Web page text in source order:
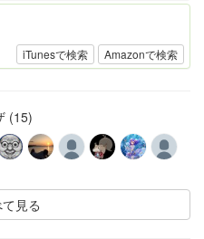
iTunesで検索 Amazonで検索
(15)
見る